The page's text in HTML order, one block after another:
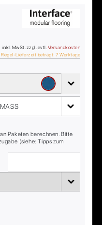
inkl. MwSt. zzgl. evtl. Versandkosten
Regel-Lieferzeit beträgt: 7 Werktage
Paketen berechnen. Bitte
(siehe: Tipps zum